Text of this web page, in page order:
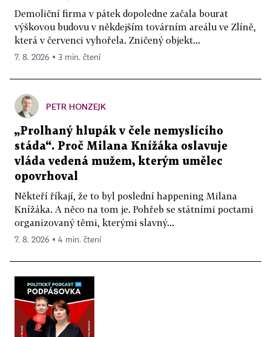
Demoliční firma v pátek dopoledne začala bourat
výškovou budovu v někdejším továrním areálu ve Zlíně,
která v červenci vyhořela. Zničený objekt...
7. 8. 2026 ▪ 3 min. čtení
PETR HONZEJK
„Prolhaný hlupák v čele nemyslícího
stáda“. Proč Milana Knížáka oslavuje
vláda vedená mužem, kterým umělec
opovrhoval
Někteří říkají, že to byl poslední happening Milana
Knížáka. A něco na tom je. Pohřeb se státními poctami
organizovaný těmi, kterými slavný...
7. 8. 2026 ▪ 4 min. čtení